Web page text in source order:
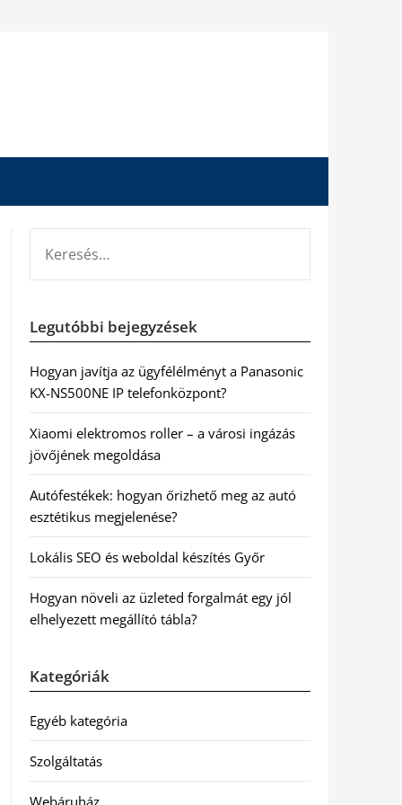
Legutóbbi bejegyzések
Hogyan javítja az ügyfélélményt a Panasonic
KX-NS500NE IP telefonközpont?
Xiaomi elektromos roller – a városi ingázás
jövőjének megoldása
Autófestékek: hogyan őrizhető meg az autó
esztétikus megjelenése?
Lokális SEO és weboldal készítés Győr
Hogyan növeli az üzleted forgalmát egy jól
elhelyezett megállító tábla?
Kategóriák
Egyéb kategória
Szolgáltatás
Webáruház